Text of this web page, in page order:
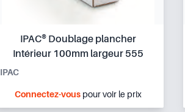
IPAC® Doublage plancher
Intérieur 100mm largeur 555
IPAC
Connectez-vouspour voir le prix